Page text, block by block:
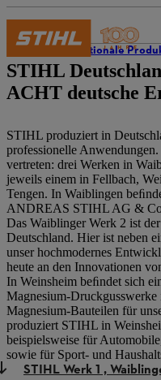
Internationale
STIHL
ACHT deutsche
STIHL produziert in
professionelle
vertreten: drei Werken in
jeweils einem in Fellbach,
Tengen. In Waiblingen
ANDREAS STIHL AG &
Das Waiblinger Werk 2 ist
Deutschland. Hier ist neben
unser hochmodernes
heute an den Innovationen
In Weinsheim beﬁndet sich
Magnesium-
Magnesium-Bauteilen für
produziert STIHL in
beispielsweise für
sowie für Sport- und
STIHL Werk 1 ,